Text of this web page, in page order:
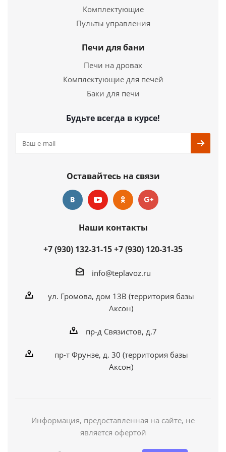
Подробнее
Купить в 1 клик
Комплектующие
Пульты управления
Печи для бани
Печи на дровах
Комплектующие для печей
Баки для печи
Будьте всегда в курсе!
Оставайтесь на связи
Наши контакты
+7 (930) 132-31-15+7 (930) 120-31-35
info@teplavoz.ru
ул. Громова, дом 13В (территория базы
Аксон)
пр-д Связистов, д.7
пр-т Фрунзе, д. 30 (территория базы
Аксон)
Информация, предоставленная на сайте, не
является офертой